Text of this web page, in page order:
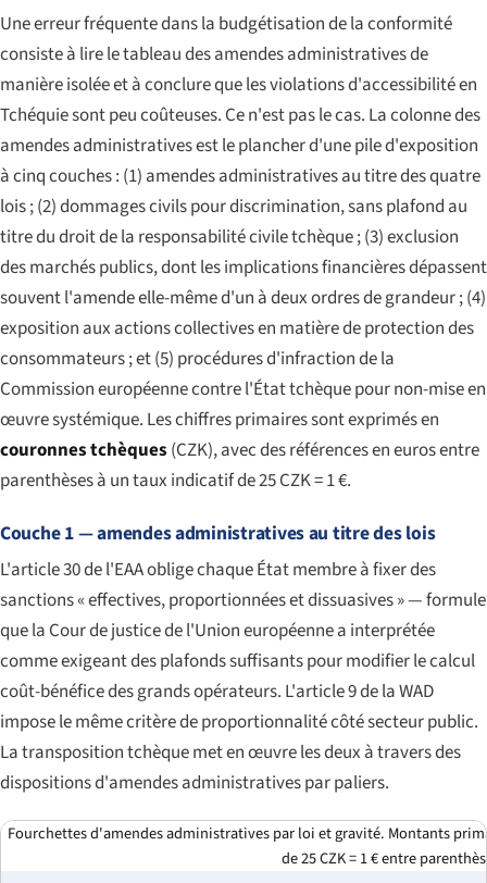
Une erreur fréquente dans la budgétisation de la conformité
consiste à lire le tableau des amendes administratives de
manière isolée et à conclure que les violations d'accessibilité en
Tchéquie sont peu coûteuses. Ce n'est pas le cas. La colonne des
amendes administratives est le plancher d'une pile d'exposition
à cinq couches : (1) amendes administratives au titre des quatre
lois ; (2) dommages civils pour discrimination, sans plafond au
titre du droit de la responsabilité civile tchèque ; (3) exclusion
des marchés publics, dont les implications financières dépassent
souvent l'amende elle-même d'un à deux ordres de grandeur ; (4)
exposition aux actions collectives en matière de protection des
consommateurs ; et (5) procédures d'infraction de la
Commission européenne contre l'État tchèque pour non-mise en
œuvre systémique. Les chiffres primaires sont exprimés en
couronnes tchèques (CZK), avec des références en euros entre
parenthèses à un taux indicatif de 25 CZK = 1 €.
Couche 1 — amendes administratives au titre des lois
L'article 30 de l'EAA oblige chaque État membre à fixer des
sanctions « effectives, proportionnées et dissuasives » — formule
que la Cour de justice de l'Union européenne a interprétée
comme exigeant des plafonds suffisants pour modifier le calcul
coût-bénéfice des grands opérateurs. L'article 9 de la WAD
impose le même critère de proportionnalité côté secteur public.
La transposition tchèque met en œuvre les deux à travers des
dispositions d'amendes administratives par paliers.
Fourchettes d'amendes administratives par loi et gravité. Montants
de 25 CZK = 1 € entre